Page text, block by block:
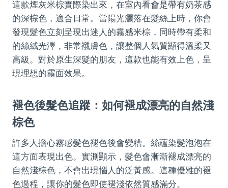
這款煙灰米棕實際染出來，在室內看會是帶有奶茶感
的深棕色，適合日常。當陽光灑落在髮絲上時，你會
發現髮色立刻呈現出迷人的霧感米棕，同時帶有柔和
的絲絨光澤，非常襯膚色，讓整個人氣質顯得溫柔又
高級。對於原生深髮的朋友，這款也能有效上色，呈
現理想的霧面效果。
褪色後髮色追蹤：如何褪成漂亮的自然淺
棕色
許多人擔心霧感髮色褪色後會變糟。絲蘊染髮泡泡在
這方面表現出色。實測顯示，髮色會漸漸褪成漂亮的
自然淺棕色，不會出現惱人的泛黃感。這種優雅的褪
色過程，讓你的髮色即使褪淺依然質感滿分。